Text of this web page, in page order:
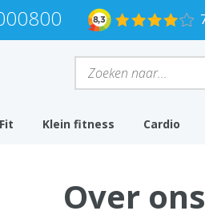
Klein fitness Cardio
Over ons